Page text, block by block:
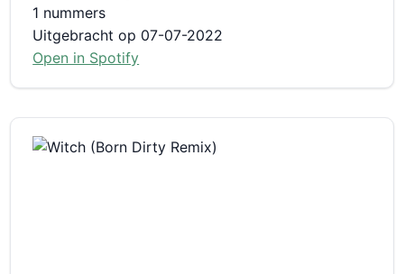
1 nummers
Uitgebracht op 07-07-2022
Open in Spotify